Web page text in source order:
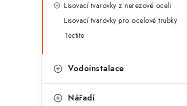
Lisovací tvarovky z nerezové oceli
Lisovací tvarovky pro ocelové trubky
Tectite
Vodoinstalace
Nářadí